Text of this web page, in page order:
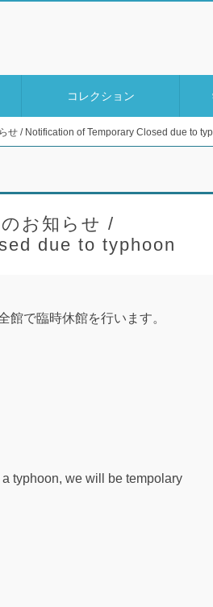
コレクション
せ / Notification of Temporary Closed due to
お知らせ /
due to typhoon
館で臨時休館を行います。
typhoon, we will be tempolary